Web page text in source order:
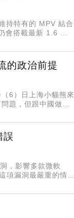
持特有的 MPV 結合
會搭載最新 1.6 升
的政治前提
6）日上海小貓熊來
題，但跟中國做交
誤
，影響多款微軟
漏洞最嚴重的情況